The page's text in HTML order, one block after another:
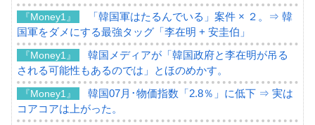
『Money1』
「韓国軍はたるんでいる」案件 × ２。⇒ 韓
国軍をダメにする最強タッグ「李在明 + 安圭伯」
『Money1』
韓国メディアが「韓国政府と李在明が吊る
される可能性もあるのでは」とほのめかす。
『Money1』
韓国07月･物価指数「2.8％」に低下 ⇒ 実は
コアコアは上がった。